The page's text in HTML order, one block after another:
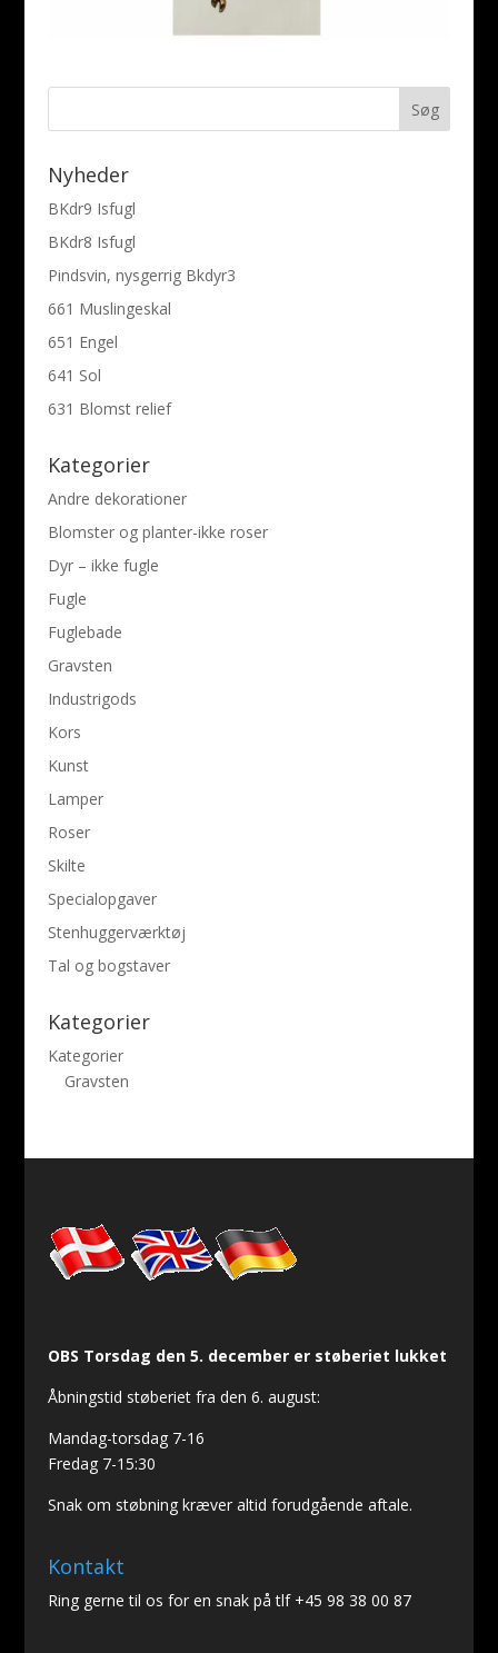
Nyheder
BKdr9 Isfugl
BKdr8 Isfugl
Pindsvin, nysgerrig Bkdyr3
661 Muslingeskal
651 Engel
641 Sol
631 Blomst relief
Kategorier
Andre dekorationer
Blomster og planter-ikke roser
Dyr – ikke fugle
Fugle
Fuglebade
Gravsten
Industrigods
Kors
Kunst
Lamper
Roser
Skilte
Specialopgaver
Stenhuggerværktøj
Tal og bogstaver
Kategorier
Kategorier
Gravsten
OBS Torsdag den 5. december er støberiet lukket
Åbningstid støberiet fra den 6. august:
Mandag-torsdag 7-16
Fredag 7-15:30
Snak om støbning kræver altid forudgående aftale.
Kontakt
Ring gerne til os for en snak på tlf +45 98 38 00 87